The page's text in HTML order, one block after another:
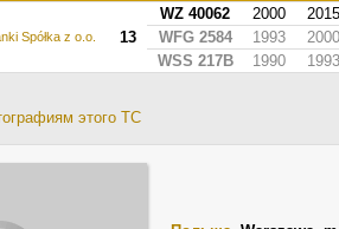
Spółka z o.o. 13
WZ 40062 2000
2015
WFG 2584
1993
2000
WSS 217B
1990 1993
этого ТС